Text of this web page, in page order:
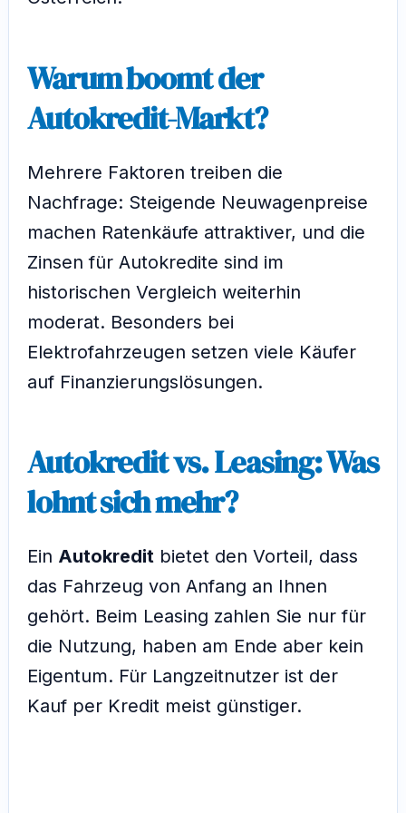
Warum boomt der
Autokredit-Markt?
Mehrere Faktoren treiben die
Nachfrage: Steigende Neuwagenpreise
machen Ratenkäufe attraktiver, und die
Zinsen für Autokredite sind im
historischen Vergleich weiterhin
moderat. Besonders bei
Elektrofahrzeugen setzen viele Käufer
auf Finanzierungslösungen.
Autokredit vs. Leasing: Was
lohnt sich mehr?
Ein Autokreditbietet den Vorteil, dass
das Fahrzeug von Anfang an Ihnen
gehört. Beim Leasing zahlen Sie nur für
die Nutzung, haben am Ende aber kein
Eigentum. Für Langzeitnutzer ist der
Kauf per Kredit meist günstiger.